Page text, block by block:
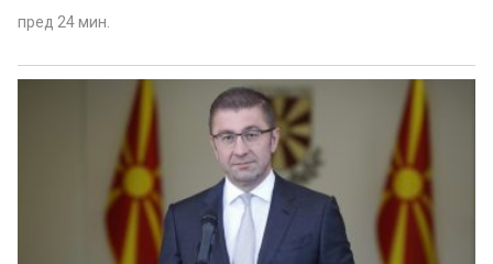
пред 24 мин.